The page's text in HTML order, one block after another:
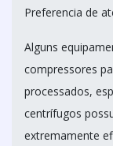
Preferencia de
Alguns
compressores
processados,
centrífugos
extremamente